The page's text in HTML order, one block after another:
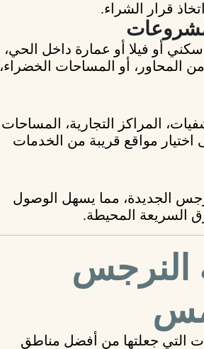
قرار الشراء.
أو فيلا أو عمارة داخل الحي،
المحاور، أو المساحات الخضراء،
المراكز التجارية، المساحات
مواقع قريبة من الخدمات
الجديدة، مما يسهل الوصول
السريعة المحيطة.
النرجس
التي جعلتها من
أفضل مناطق